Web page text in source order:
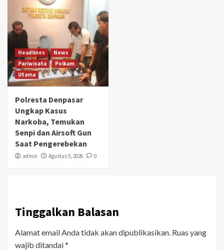
Headlines
News
Pariwisata
Polkam
Utama
Polresta Denpasar
Ungkap Kasus
Narkoba, Temukan
Senpi dan Airsoft Gun
Saat Pengerebekan
admin Agustus 5, 2026 0
Tinggalkan Balasan
Alamat email Anda tidak akan dipublikasikan. Ruas yang
wajib ditandai*